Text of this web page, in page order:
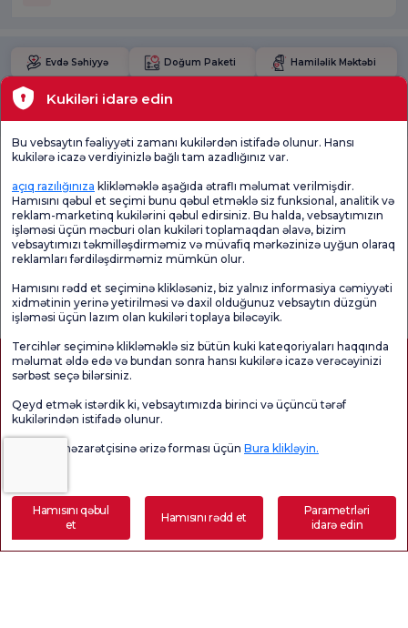
Görüş təyin edin E-Nəticə Gəlin Sizə Zəng Edək
Evdə Səhiyyə Doğum Paketi Hamiləlik Məktəbi
Yoxlama Paketləri
Məkanlar
Mövcud Sağlamlıq
Tibbi bölmələr
Ümumi
Məmnuniyyət
Sorğusu
Məmnuniyyət
Sorğusunu
yoxlayın.
Promo
Məmnuniyyəti
Sorğusu
Səhifənin məzmunu yalnız məlumat məqsədi daşıyır. Diaqnoz və müalicə üçün
mütləq həkiminizlə məsləhətləşin.
@2026 Group Florence Nightingale Xəstəxanaları
Kukiləri idarə edin
Bu vebsaytın fəaliyyəti zamanı kukilərdən istifadə olunur. Hansı
kukilərə icazə verdiyinizlə bağlı tam azadlığınız var.
açıq razılığınıza klikləməklə aşağıda ətraflı məlumat verilmişdir.
Hamısını qəbul et seçimi bunu qəbul etməklə siz funksional, analitik və
reklam-marketinq kukilərini qəbul edirsiniz. Bu halda, vebsaytımızın
işləməsi üçün məcburi olan kukiləri toplamaqdan əlavə, bizim
vebsaytımızı təkmilləşdirməmiz və müvafiq mərkəzinizə uyğun olaraq
reklamları fərdiləşdirməmiz mümkün olur.
Hamısını rədd et seçiminə klikləsəniz, biz yalnız informasiya cəmiyyəti
xidmətinin yerinə yetirilməsi və daxil olduğunuz vebsaytın düzgün
işləməsi üçün lazım olan kukiləri toplaya biləcəyik.
Tercihlər seçiminə klikləməklə siz bütün kuki kateqoriyaları haqqında
məlumat əldə edə və bundan sonra hansı kukilərə icazə verəcəyinizi
sərbəst seçə bilərsiniz.
Qeyd etmək istərdik ki, vebsaytımızda birinci və üçüncü tərəf
kukilərindən istifadə olunur.
Məlumat nəzarətçisinə ərizə forması üçün Bura klikləyin.
Hamısını qəbul
et
Hamısını rədd et
Parametrləri
idarə edin